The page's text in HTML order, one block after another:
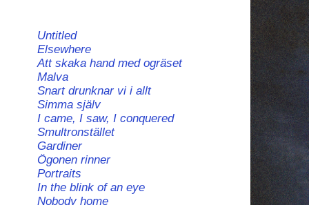
Untitled
Elsewhere
Att skaka hand med ogräset
Malva
Snart drunknar vi i allt
Simma själv
I came, I saw, I conquered
Smultronstället
Gardiner
Ögonen rinner
Portraits
In the blink of an eye
Nobody home